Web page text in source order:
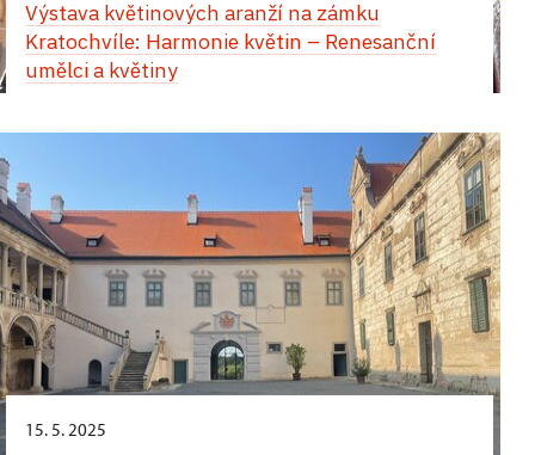
apartmánu v západním křídle zámku
Jedinečný zážitek vás čeká během Hradozámecké
hudby, tance a chutí! Přes den vás uchvátí
vystoupení tanečnic a tanečníků v nádherných
dobových kostýmech. Na arkádovém nádvoří si
můžete vychutnat autentickou italskou pizzu,
osvěžující zmrzlinu a lahodné míchané nápoje.
Večerní atmosféra vás přenese do jiné epochy.
Zámecké komnaty ozáří jemné světlo svíček
a Banketní sál ožije tóny historické hudby. Projděte
se slavnostně vyzdobenými interiéry, nechte se
unést květinovou vůní a jedinečným kouzlem
tohoto místa. Nezapomenutelný večer završí
velkolepá světelná show.
Výstava květinových aranží na zámku
Kratochvíle: Harmonie květin – Renesanční
umělci a květiny
15. 5. 2025